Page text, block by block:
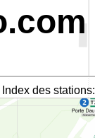
Index des stations: